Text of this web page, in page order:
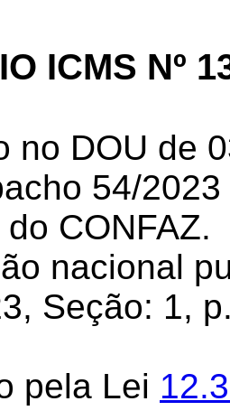
ICMS Nº
no DOU de
54/
CONFAZ.
nacional
Seção: 1,
pela Lei